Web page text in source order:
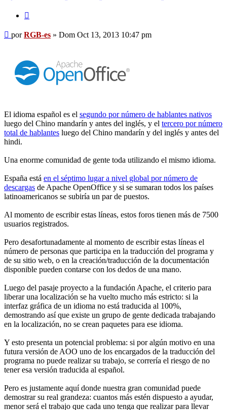
Mensaje
porRGB-es » Dom Oct 13, 2013 10:47 pm
El idioma español es el segundo por número de hablantes nativos
luego del Chino mandarín y antes del inglés, y el tercero por número
total de hablantes luego del Chino mandarín y del inglés y antes del
hindi.
Una enorme comunidad de gente toda utilizando el mismo idioma.
España está en el séptimo lugar a nivel global por número de
descargas de Apache OpenOffice y si se sumaran todos los países
latinoamericanos se subiría un par de puestos.
Al momento de escribir estas líneas, estos foros tienen más de 7500
usuarios registrados.
Pero desafortunadamente al momento de escribir estas líneas el
número de personas que participa en la traducción del programa y
de su sitio web, o en la creación/traducción de la documentación
disponible pueden contarse con los dedos de una mano.
Luego del pasaje proyecto a la fundación Apache, el criterio para
liberar una localización se ha vuelto mucho más estricto: si la
interfaz gráfica de un idioma no está traducida al 100%,
demostrando así que existe un grupo de gente dedicada trabajando
en la localización, no se crean paquetes para ese idioma.
Y esto presenta un potencial problema: si por algún motivo en una
futura versión de AOO uno de los encargados de la traducción del
programa no puede realizar su trabajo, se correría el riesgo de no
tener esa versión traducida al español.
Pero es justamente aquí donde nuestra gran comunidad puede
demostrar su real grandeza: cuantos más estén dispuesto a ayudar,
menor será el trabajo que cada uno tenga que realizar para llevar